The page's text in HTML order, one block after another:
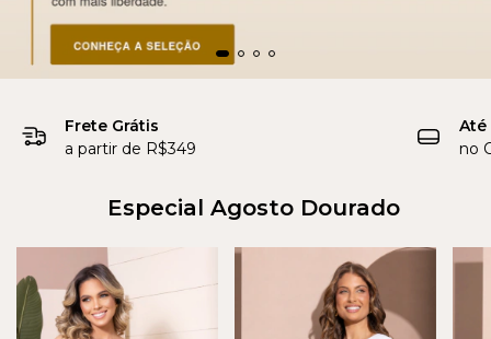
Frete Grátis
a partir de R$349
Até
no
Especial Agosto Dourado